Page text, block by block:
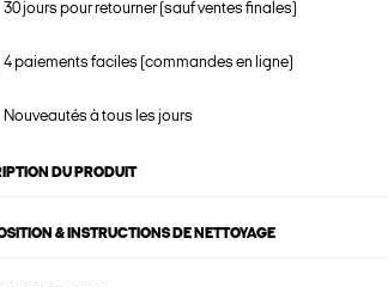
30 jours pour retourner (sauf ventes finales)
4 paiements faciles (commandes en ligne)
Nouveautés à tous les jours
DU PRODUIT
& INSTRUCTIONS DE NETTOYAGE